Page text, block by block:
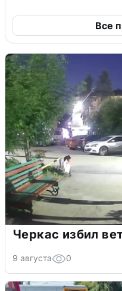
Все
Черкас избил
9 августа 0